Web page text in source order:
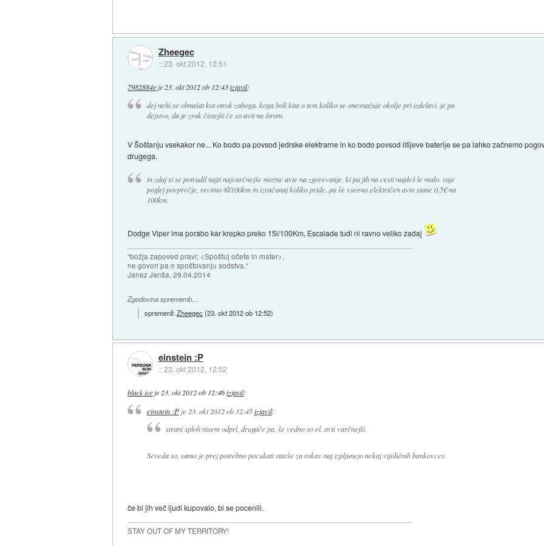
Zheegec
::23. okt 2012, 12:51
7982884e je 23. okt 2012 ob 12:43 izjavil:
dej nehi se obnašat kot otrok zaboga. koga boli kita o tem koliko se onesnažuje okolje pri izdelavi. je pa
dejstvo, da je zrak čistejši če so avti na štrom.
V Šoštanju vsekakor ne... Ko bodo pa povsod jedrske elektrarne in ko bodo povsod litijeve baterije se pa lahko začnemo
drugega.
in zdaj si se potrudil najti najvarčnejše možne avte na zgorevanje, ki pa jih na cesti najdeš le malo. raje
poglej povprečje, recimo 8l/100km in izračunaj koliko pride. pa še vseeno električen avto stane 0.5€ na
100km.
Dodge Viper ima porabo kar krepko preko 15l/100Km, Escalade tudi ni ravno veliko zadaj
"božja zapoved pravi; <Spoštuj očeta in mater>,
ne govori pa o spoštovanju sodstva."
Janez Janša, 29.04.2014
Zgodovina sprememb…
spremenil:Zheegec (23. okt 2012 ob 12:52)
einstein :P
::23. okt 2012, 12:52
black ice je 23. okt 2012 ob 12:46 izjavil:
einstein :Pje 23. okt 2012 ob 12:45 izjavil:
strani sploh nisem odprl, drugače pa, še vedno so el. avti varčnejši.
Seveda so, samo je prej potrebno pocukati starše za rokav naj izpljunejo nekaj vijoličnih bankovcev.
če bi jih več ljudi kupovalo, bi se pocenili.
STAY OUT OF MY TERRITORY!